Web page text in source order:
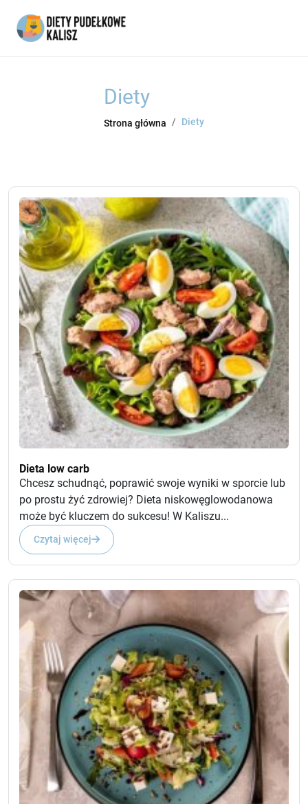
Diety
Strona główna Diety
Dieta low carb
Chcesz schudnąć, poprawić swoje wyniki w sporcie lub
po prostu żyć zdrowiej? Dieta niskowęglowodanowa
może być kluczem do sukcesu! W Kaliszu...
Czytaj więcej